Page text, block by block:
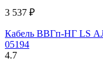
3 537 ₽
Кабель ВВГп-НГ LS
05194
4.7